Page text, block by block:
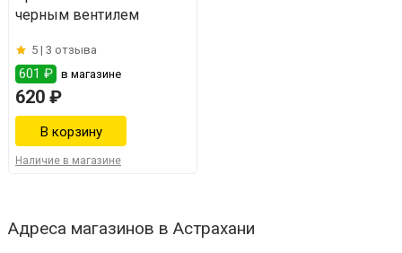
черным вентилем
5 | 3 отзыва
601 ₽ в магазине
620 ₽
Наличие в магазине
Адреса магазинов в Астрахани